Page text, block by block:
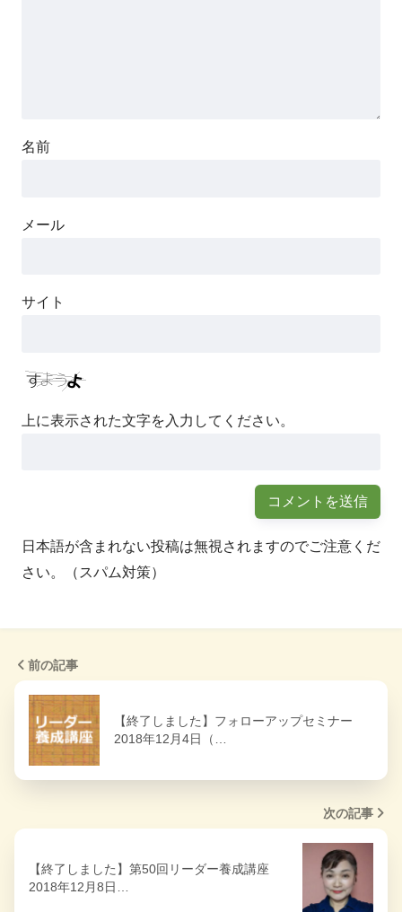
名前
メール
サイト
上に表示された文字を入力してください。
日本語が含まれない投稿は無視されますのでご注意くだ
さい。（スパム対策）
前の記事
【終了しました】フォローアップセミナー
2018年12月4日（…
次の記事
【終了しました】第50回リーダー養成講座
2018年12月8日…